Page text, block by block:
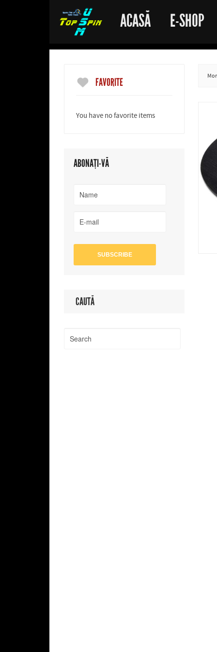
ACASĂ E-SHOP
FAVORITE
You have no favorite items
ABONAȚI-VĂ
CAUTĂ